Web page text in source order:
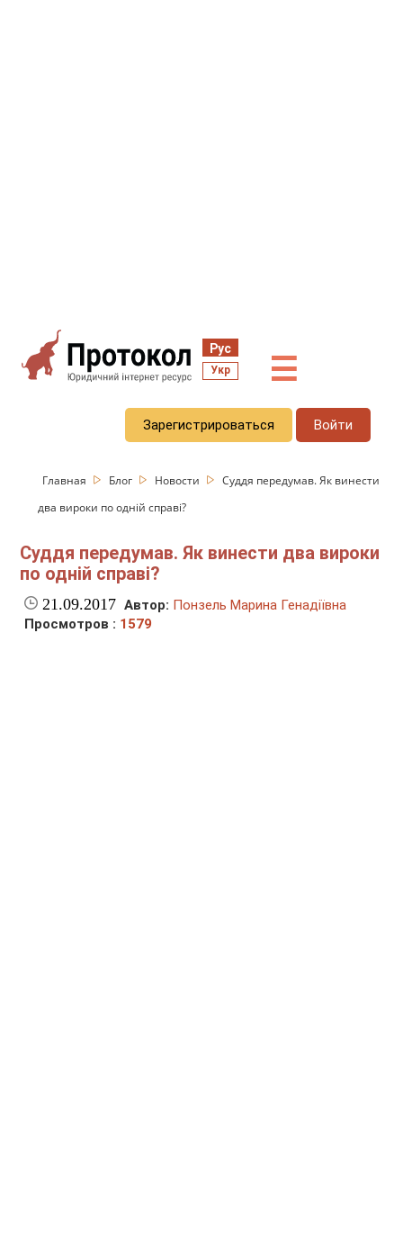
Рус
Укр ☰
Зарегистрироваться Войти
Главная Блог Новости
Суддя передумав. Як винести
два вироки по одній справі?
Суддя передумав. Як винести два вироки
по одній справі?
21.09.2017 Автор: Понзель Марина Генадіївна
Просмотров : 1579